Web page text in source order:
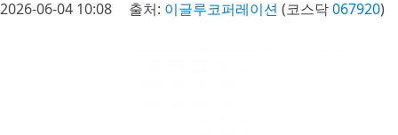
2026-06-04 10:08 출처: 이글루코퍼레이션 (코스닥067920)